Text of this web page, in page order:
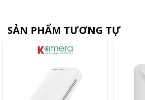
SẢN PHẨM TƯƠNG TỰ